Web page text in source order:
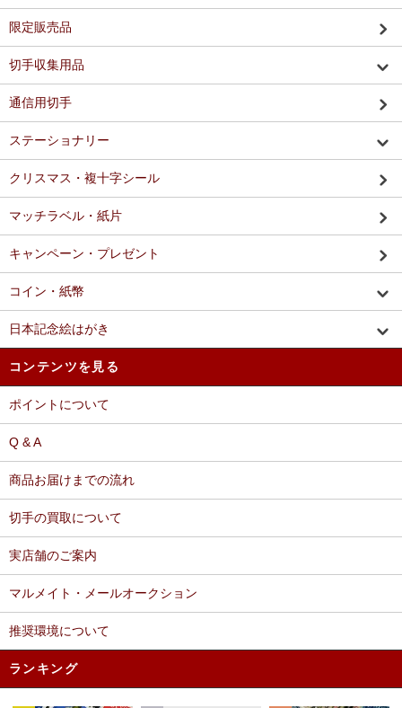
限定販売品
切手収集用品
通信用切手
ステーショナリー
クリスマス・複十字シール
マッチラベル・紙片
キャンペーン・プレゼント
コイン・紙幣
日本記念絵はがき
コンテンツを見る
ポイントについて
Q & A
商品お届けまでの流れ
切手の買取について
実店舗のご案内
マルメイト・メールオークション
推奨環境について
ランキング